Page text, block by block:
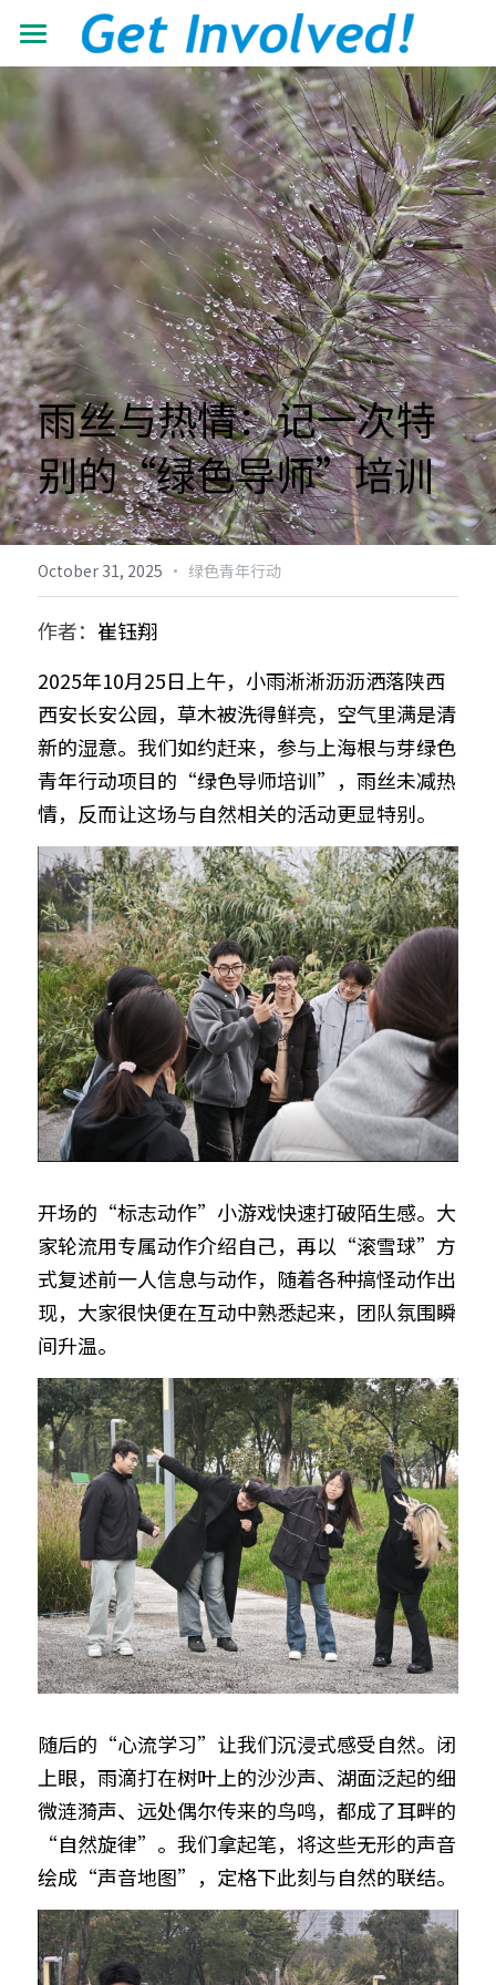
首页
关于我们
了解根与芽
认识珍·古道尔
共建伙伴
加入我们
工作领域
抵御荒漠化
可持续发展教育
有机生态教育
低碳节能倡导
营造可持续生活
助力儿童成长
倡导生物多样性
最新动态
青年力量
志愿者+
学校小组
资源中心
机构年报
教材教程
影像资料
搜索
中文
中文
English
雨丝与热情：记一次特
别的“绿色导师”培训
October 31, 2025 · 绿色青年行动
作者： 崔钰翔
2025年10月25日上午，小雨淅淅沥沥洒落陕西
西安长安公园，草木被洗得鲜亮，空气里满是清
新的湿意。我们如约赶来，参与上海根与芽绿色
青年行动项目的“绿色导师培训”，雨丝未减热
情，反而让这场与自然相关的活动更显特别。
开场的“标志动作”小游戏快速打破陌生感。大
家轮流用专属动作介绍自己，再以“滚雪球”方
式复述前一人信息与动作，随着各种搞怪动作出
现，大家很快便在互动中熟悉起来，团队氛围瞬
间升温。
随后的“心流学习”让我们沉浸式感受自然。闭
上眼，雨滴打在树叶上的沙沙声、湖面泛起的细
微涟漪声、远处偶尔传来的鸟鸣，都成了耳畔的
“自然旋律”。我们拿起笔，将这些无形的声音
绘成“声音地图”，定格下此刻与自然的联结。